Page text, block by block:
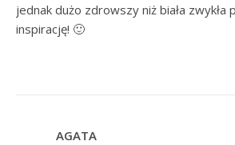
jednak dużo zdrowszy niż biała zwykła
inspirację! 🙂
AGATA